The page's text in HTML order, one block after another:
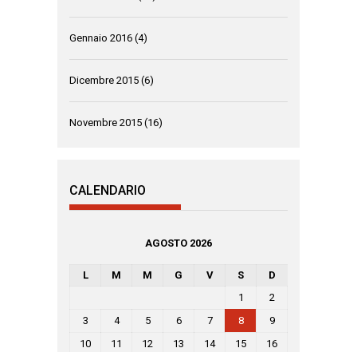
Gennaio 2016 (4)
Dicembre 2015 (6)
Novembre 2015 (16)
CALENDARIO
AGOSTO 2026
L M M G V S
D
1
2
3
4 5 6 7 8
9
10
11 12 13 14 15
16